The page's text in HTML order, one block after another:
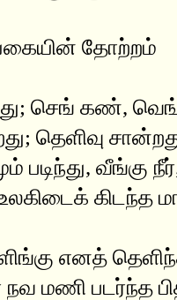
தோற்றம்
செங் கண்,
தெளிவு
படிந்து, வீங்கு
உலகிடைக் கிடந்த
எனத்
நவ மணி படர்ந்த